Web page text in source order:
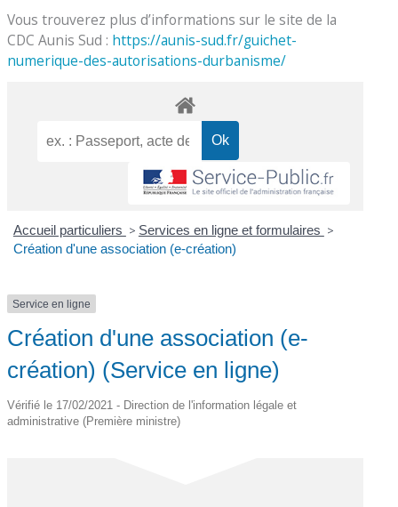
Vous trouverez plus d’informations sur le site de la
CDC Aunis Sud : https://aunis-sud.fr/guichet-
numerique-des-autorisations-durbanisme/
Accueil particuliers > Services en ligne et formulaires >
Création d'une association (e-création)
Service en ligne
Création d'une association (e-
création) (Service en ligne)
Vérifié le 17/02/2021 - Direction de l'information légale et
administrative (Première ministre)